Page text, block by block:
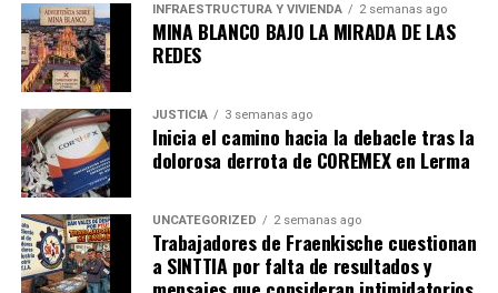
Durante los operativos, realizados en propiedades del
alcalde y de su padre,Gerardo Cortés
mismo municipio, se aseguraron armas largas, cartuchos
útiles, droga, vehículos y dispositivos electrónicos.
Además, se decomisaron documentos que podrían
revelar posibles redes de colaboración criminal dentro
del ayuntamiento. Según detalló la FGE, estas pruebas
podrían ser clave para esclarecer las acusaciones que
pesan sobre Cortés Caballero.
INFRAESTRUCTURA Y VIVIENDA 2 semanas ago
MINA BLANCO BAJO LA MIRADA DE LAS
REDES
JUSTICIA 3 semanas ago
Inicia el camino hacia la debacle tras la
dolorosa derrota de COREMEX en Lerma
UNCATEGORIZED 2 semanas ago
Trabajadores de Fraenkische cuestionan
a SINTTIA por falta de resultados y